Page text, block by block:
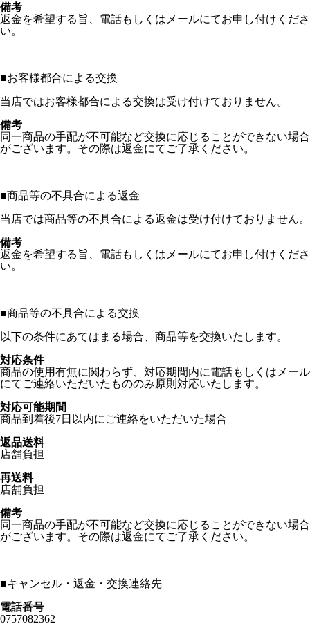
備考
返金を希望する旨、電話もしくはメールにてお申し付けくださ
い。
■お客様都合による交換
当店ではお客様都合による交換は受け付けておりません。
備考
同一商品の手配が不可能など交換に応じることができない場合
がございます。その際は返金にてご了承ください。
■商品等の不具合による返金
当店では商品等の不具合による返金は受け付けておりません。
備考
返金を希望する旨、電話もしくはメールにてお申し付けくださ
い。
■商品等の不具合による交換
以下の条件にあてはまる場合、商品等を交換いたします。
対応条件
商品の使用有無に関わらず、対応期間内に電話もしくはメール
にてご連絡いただいたもののみ原則対応いたします。
対応可能期間
商品到着後7日以内にご連絡をいただいた場合
返品送料
店舗負担
再送料
店舗負担
備考
同一商品の手配が不可能など交換に応じることができない場合
がございます。その際は返金にてご了承ください。
■キャンセル・返金・交換連絡先
電話番号
0757082362